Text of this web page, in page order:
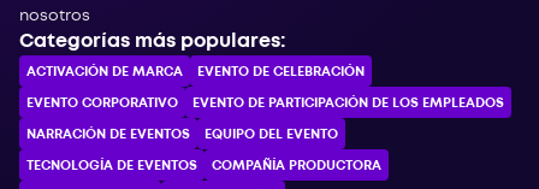
nosotros
Categorías más populares:
ACTIVACIÓN DE MARCA EVENTO DE CELEBRACIÓN
EVENTO CORPORATIVO EVENTO DE PARTICIPACIÓN DE LOS EMPLEADOS
NARRACIÓN DE EVENTOS EQUIPO DEL EVENTO
TECNOLOGÍA DE EVENTOS COMPAÑÍA PRODUCTORA